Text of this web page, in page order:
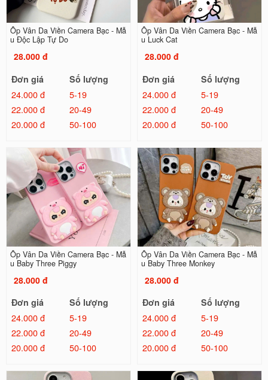
Ốp Vân Da Viền Camera Bạc - Mẫ
u Độc Lập Tự Do
28.000 đ
Đơn giá
Số lượng
24.000 đ
5-19
22.000 đ
20-49
20.000 đ
50-100
Ốp Vân Da Viền Camera Bạc - Mẫ
u Luck Cat
28.000 đ
Đơn giá
Số lượng
24.000 đ
5-19
22.000 đ
20-49
20.000 đ
50-100
Ốp Vân Da Viền Camera Bạc - Mẫ
u Baby Three Piggy
28.000 đ
Đơn giá
Số lượng
24.000 đ
5-19
22.000 đ
20-49
20.000 đ
50-100
Ốp Vân Da Viền Camera Bạc - Mẫ
u Baby Three Monkey
28.000 đ
Đơn giá
Số lượng
24.000 đ
5-19
22.000 đ
20-49
20.000 đ
50-100